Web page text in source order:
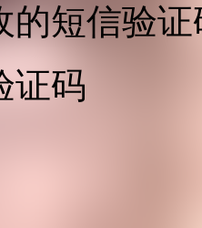
的短信验证
证码